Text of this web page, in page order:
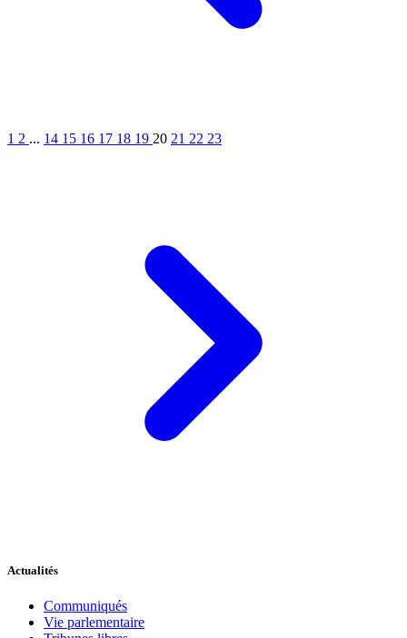
1 2 ... 14 15 16 17 18 19 20 21 22 23
Actualités
Communiqués
Vie parlementaire